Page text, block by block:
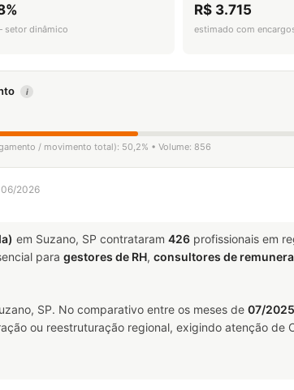
setor dinâmico
R$ 3.715
estimado com
i
/ movimento total): 50,2% • Volume: 856
06/2026
em Suzano, SP contrataram 426 profissionais em
para gestores de RH, consultores de
SP. No comparativo entre os meses de 07/
ou reestruturação regional, exigindo atenção de